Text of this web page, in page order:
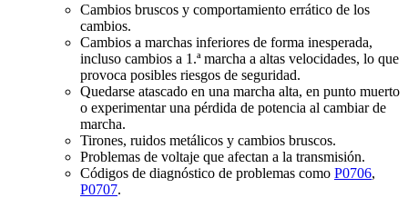
Cambios bruscos y comportamiento errático de los
cambios.
Cambios a marchas inferiores de forma inesperada,
incluso cambios a 1.ª marcha a altas velocidades, lo que
provoca posibles riesgos de seguridad.
Quedarse atascado en una marcha alta, en punto muerto
o experimentar una pérdida de potencia al cambiar de
marcha.
Tirones, ruidos metálicos y cambios bruscos.
Problemas de voltaje que afectan a la transmisión.
Códigos de diagnóstico de problemas como P0706,
P0707.